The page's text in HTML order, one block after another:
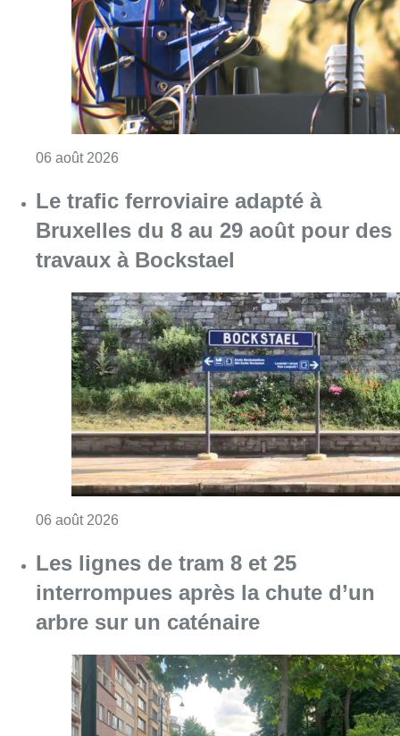
travaux à Bockstael
Les lignes de tram 8 et 25
interrompues après la chute d’un
arbre sur un caténaire
05 août 2026Consulter l'article "Les lignes de tram 8 et